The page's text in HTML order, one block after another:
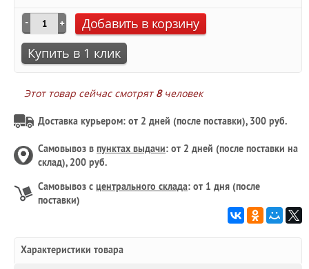
Добавить в корзину
Купить в 1 клик
Этот товар сейчас смотрят 8человек
Доставка курьером: от 2 дней (после поставки), 300 руб.
Самовывоз в пунктах выдачи: от 2 дней (после поставки на
склад), 200 руб.
Самовывоз с центрального склада: от 1 дня (после
поставки)
Характеристики товара